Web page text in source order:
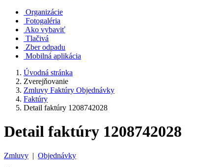
Organizácie
Fotogaléria
Ako vybaviť
Tlačivá
Zber odpadu
Mobilná aplikácia
Úvodná stránka
Zverejňovanie
Zmluvy Faktúry Objednávky
Faktúry
Detail faktúry 1208742028
Detail faktúry 1208742028
Zmluvy | Objednávky